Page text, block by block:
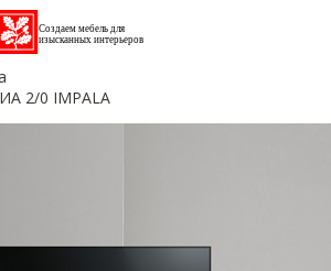
Создаем мебель для
изысканных интерьеров
2/0 IMPALA